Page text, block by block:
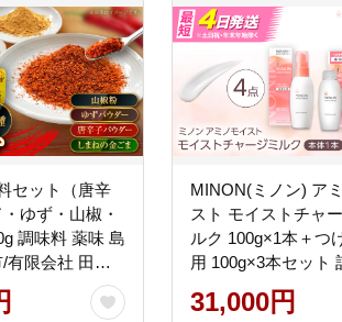
セット（唐辛
ゆず・山椒・
島
有限会社 田井
MINON(ミノン) ア
スト モイストチャ
ルク 100g×1本＋つ
用 100g×3本セット
貯水肌 保水乳液 美
メイク スキンケア
31,000円